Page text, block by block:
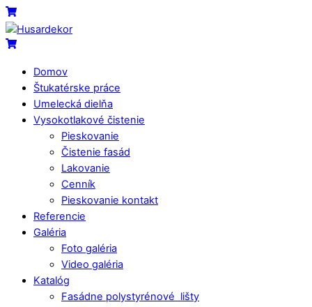
Skip
to
content
Menu
Cart
Cart
Domov
Štukatérske práce
Umelecká dielňa
Vysokotlakové čistenie
Pieskovanie
Čistenie fasád
Lakovanie
Cenník
Pieskovanie kontakt
Referencie
Galéria
Foto galéria
Video galéria
Katalóg
Fasádne polystyrénové lišty